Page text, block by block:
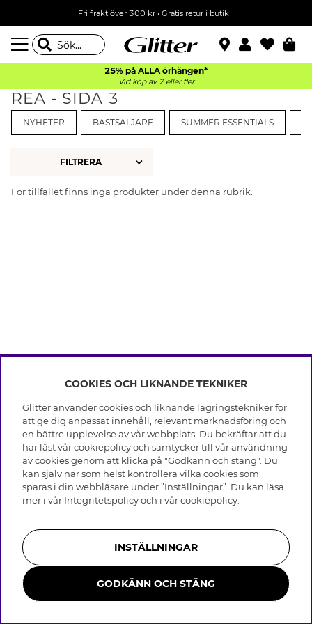
Fri frakt över 300 kr• Gratis retur i butik
25% på ALLA örhängen*
Vid köp av 2 eller fler
REA - SIDA 3
NYHETER BÄSTSÄLJARE SUMMER ESSENTIALS
FILTRERA
För tillfället finns inga produkter under denna rubrik.
INFO
Leverans
Villkor
Integritetspolicy
Cookies
Medlemsvillkor
Jobba hos Glitter
Återkallelse
OM GLITTER
Black Friday
Våra butiker
Varumärken
Företagshistoria
Visselblåsning
Press & Samarbeten
HJÄLP
Vanliga frågor
Kundservice
Skötselråd skinnhandskar
Storleksguide för ringar
Smycken i rostfritt stål
Bli medlem
COOKIES OCH LIKNANDE TEKNIKER
Glitter använder cookies och liknande lagringstekniker för
att ge dig anpassat innehåll, relevant marknadsföring och
en bättre upplevelse av vår webbplats. Du bekräftar att du
har läst vår cookiepolicy och samtycker till vår användning
av cookies genom att klicka på "Godkänn och stäng". Du
kan själv när som helst kontrollera vilka cookies som
sparas i din webbläsare under ”Inställningar”. Du kan läsa
mer i vår Integritetspolicyoch i vårcookiepolicy
INSTÄLLNINGAR
GODKÄNN OCH STÄNG